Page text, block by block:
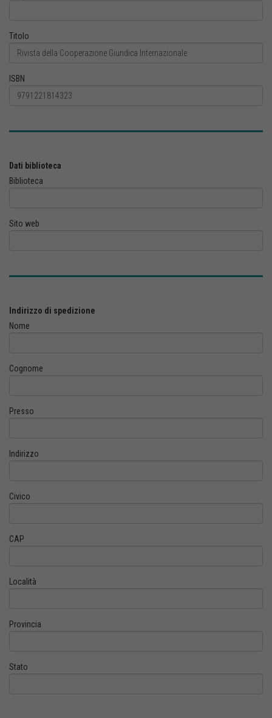
Titolo
ISBN
Dati biblioteca
Biblioteca
Sito web
Indirizzo di spedizione
Nome
Cognome
Presso
Indirizzo
Civico
CAP
Località
Provincia
Stato